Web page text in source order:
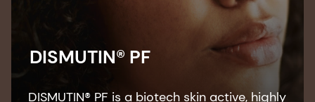
DISMUTIN® PF
DISMUTIN® PF is a biotech skin active, highly